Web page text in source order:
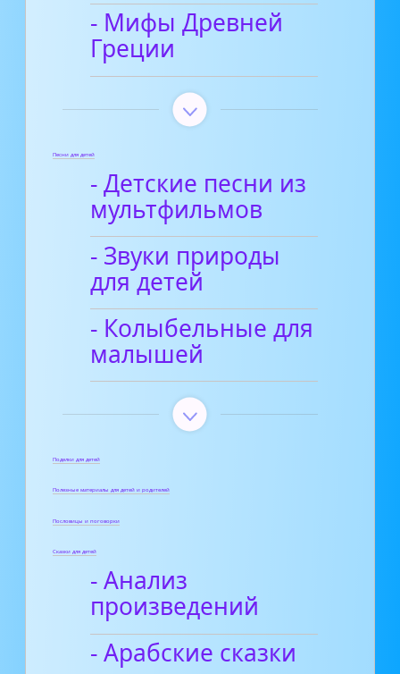
- Мифы Древней
Греции
Песни для детей
- Детские песни из
мультфильмов
- Звуки природы
для детей
- Колыбельные для
малышей
Поделки для детей
Полезные материалы для детей и родителей
Пословицы и поговорки
Сказки для детей
- Анализ
произведений
- Арабские сказки